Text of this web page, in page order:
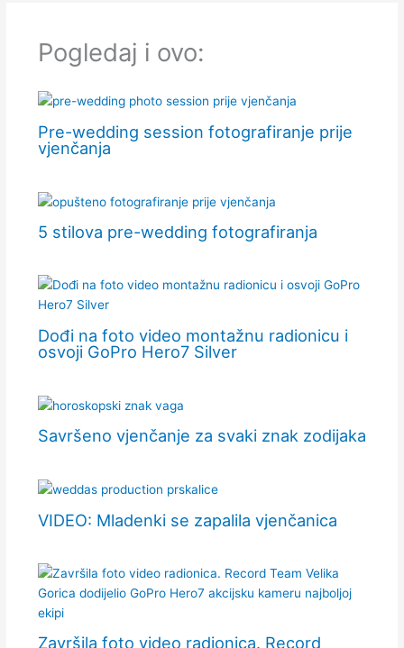
Pogledaj i ovo:
Pre-wedding session fotografiranje prije
vjenčanja
5 stilova pre-wedding fotografiranja
Dođi na foto video montažnu radionicu i
osvoji GoPro Hero7 Silver
Savršeno vjenčanje za svaki znak zodijaka
VIDEO: Mladenki se zapalila vjenčanica
Završila foto video radionica. Record